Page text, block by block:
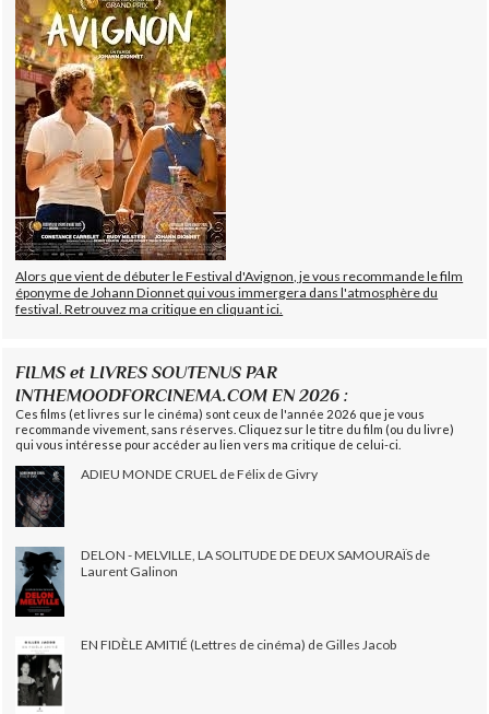
Alors que vient de débuter le Festival d'Avignon, je vous recommande le film
éponyme de Johann Dionnet qui vous immergera dans l'atmosphère du
festival. Retrouvez ma critique en cliquant ici.
FILMS et LIVRES SOUTENUS PAR
INTHEMOODFORCINEMA.COM EN 2026 :
Ces films (et livres sur le cinéma) sont ceux de l'année 2026 que je vous
recommande vivement, sans réserves. Cliquez sur le titre du film (ou du livre)
qui vous intéresse pour accéder au lien vers ma critique de celui-ci.
ADIEU MONDE CRUEL de Félix de Givry
DELON - MELVILLE, LA SOLITUDE DE DEUX SAMOURAÏS de
Laurent Galinon
EN FIDÈLE AMITIÉ (Lettres de cinéma) de Gilles Jacob